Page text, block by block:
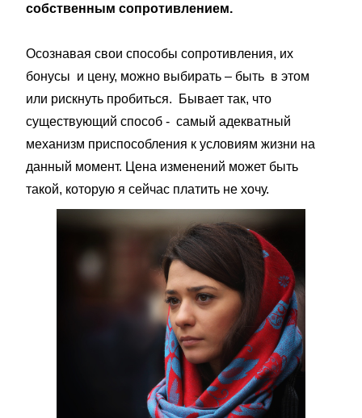
собственным сопротивлением.
Осознавая свои способы сопротивления, их
бонусы и цену, можно выбирать – быть в этом
или рискнуть пробиться. Бывает так, что
существующий способ - самый адекватный
механизм приспособления к условиям жизни на
данный момент. Цена изменений может быть
такой, которую я сейчас платить не хочу.